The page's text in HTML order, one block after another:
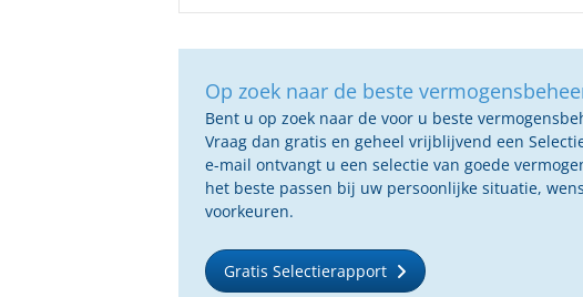
Op zoek naar de beste
Bent u op zoek naar de voor u beste
Vraag dan gratis en geheel vrijblijvend een
e-mail ontvangt u een selectie van goede
het beste passen bij uw persoonlijke situatie,
voorkeuren.
Gratis Selectierapport